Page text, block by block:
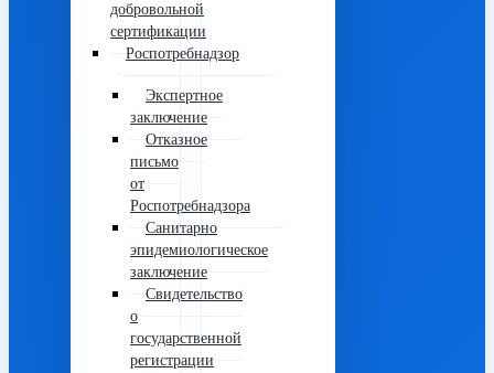
добровольной
сертификации
Роспотребнадзор
Экспертное
заключение
Отказное
письмо
от
Роспотребнадзора
Санитарно
эпидемиологическое
заключение
Свидетельство
о
государственной
регистрации